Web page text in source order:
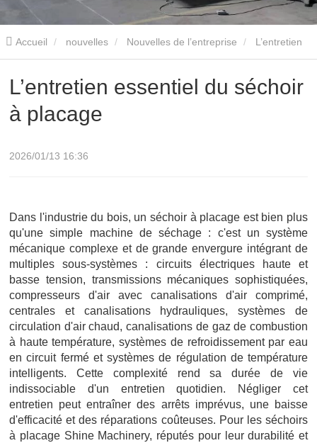
Accueil nouvelles Nouvelles de l’entreprise
essentiel du séchoir à placage
L’entretien essentiel du séchoir
à placage
2026/01/13 16:36
Dans l'industrie du bois, un séchoir à placage est bien plus
qu'une simple machine de séchage : c'est un système
mécanique complexe et de grande envergure intégrant de
multiples sous-systèmes : circuits électriques haute et
basse tension, transmissions mécaniques sophistiquées,
compresseurs d'air avec canalisations d'air comprimé,
centrales et canalisations hydrauliques, systèmes de
circulation d'air chaud, canalisations de gaz de combustion
à haute température, systèmes de refroidissement par eau
en circuit fermé et systèmes de régulation de température
intelligents. Cette complexité rend sa durée de vie
indissociable d'un entretien quotidien. Négliger cet
entretien peut entraîner des arrêts imprévus, une baisse
d'efficacité et des réparations coûteuses. Pour les séchoirs
à placage Shine Machinery, réputés pour leur durabilité et